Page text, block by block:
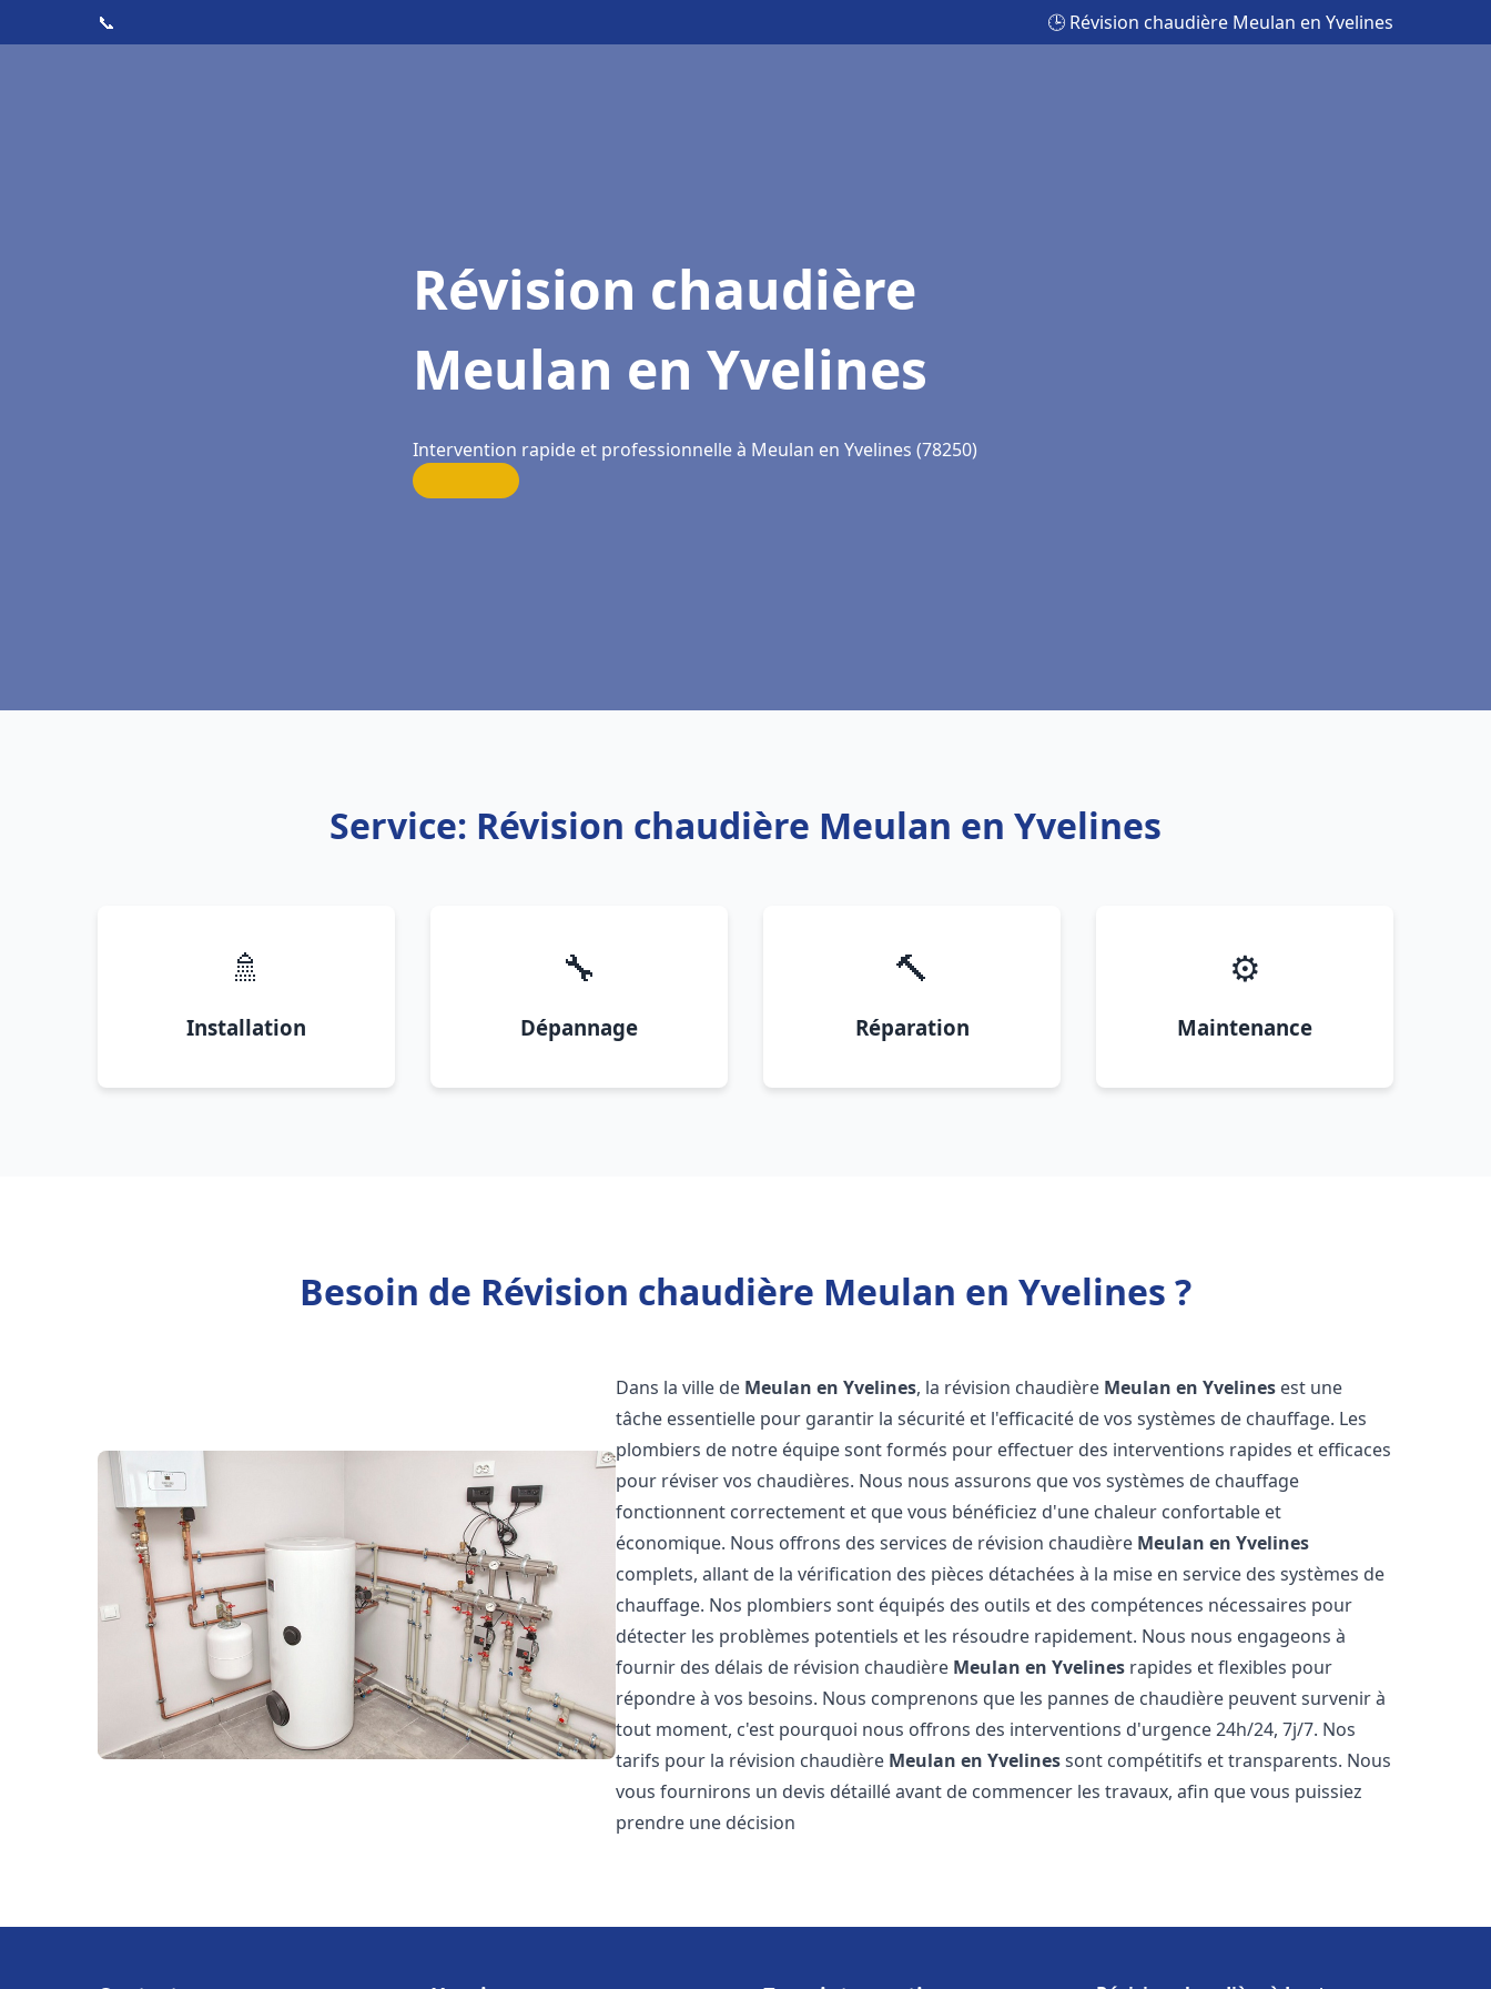
📞 🕒 Révision chaudière Meulan en Yvelines
Révision chaudière
Meulan en Yvelines
Intervention rapide et professionnelle à Meulan en Yvelines (78250)
Service: Révision chaudière Meulan en Yvelines
🚿
Installation
🔧
Dépannage
🔨
Réparation
⚙️
Maintenance
Besoin de Révision chaudière Meulan en Yvelines ?
Dans la ville de Meulan en Yvelines, la révision chaudière Meulan en Yvelines est une
tâche essentielle pour garantir la sécurité et l'efficacité de vos systèmes de chauffage. Les
plombiers de notre équipe sont formés pour effectuer des interventions rapides et efficaces
pour réviser vos chaudières. Nous nous assurons que vos systèmes de chauffage
fonctionnent correctement et que vous bénéficiez d'une chaleur confortable et
économique. Nous offrons des services de révision chaudière Meulan en Yvelines
complets, allant de la vérification des pièces détachées à la mise en service des systèmes de
chauffage. Nos plombiers sont équipés des outils et des compétences nécessaires pour
détecter les problèmes potentiels et les résoudre rapidement. Nous nous engageons à
fournir des délais de révision chaudière Meulan en Yvelines rapides et flexibles pour
répondre à vos besoins. Nous comprenons que les pannes de chaudière peuvent survenir à
tout moment, c'est pourquoi nous offrons des interventions d'urgence 24h/24, 7j/7. Nos
tarifs pour la révision chaudière Meulan en Yvelinessont compétitifs et transparents. Nous
vous fournirons un devis détaillé avant de commencer les travaux, afin que vous puissiez
prendre une décision